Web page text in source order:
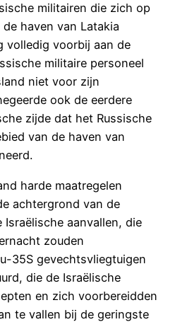
militairen die zich op
haven van Latakia
volledig voorbij aan de
militaire personeel
niet voor zijn
ook de eerdere
zijde dat het Russische
van de haven van
harde maatregelen
achtergrond van de
aanvallen, die
zouden
35S gevechtsvliegtuigen
die de Israëlische
en zich voorbereidden
te vallen bij de geringste